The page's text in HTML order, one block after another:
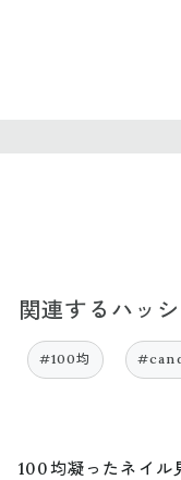
関連するハッ
#100均
100均凝ったネイ